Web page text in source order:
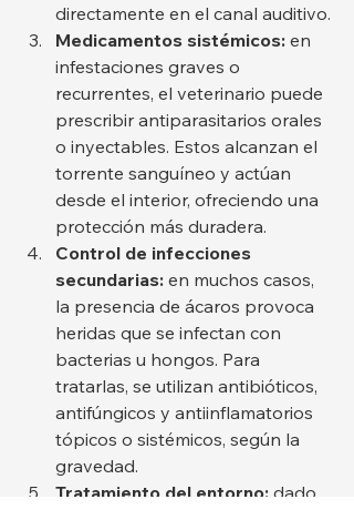
directamente en el canal auditivo.
Medicamentos sistémicos: en
infestaciones graves o
recurrentes, el veterinario puede
prescribir antiparasitarios orales
o inyectables. Estos alcanzan el
torrente sanguíneo y actúan
desde el interior, ofreciendo una
protección más duradera.
Control de infecciones
secundarias: en muchos casos,
la presencia de ácaros provoca
heridas que se infectan con
bacterias u hongos. Para
tratarlas, se utilizan antibióticos,
antifúngicos y antiinflamatorios
tópicos o sistémicos, según la
gravedad.
Tratamiento del entorno: dado